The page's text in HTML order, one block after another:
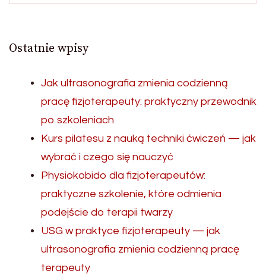
Ostatnie wpisy
Jak ultrasonografia zmienia codzienną
pracę fizjoterapeuty: praktyczny przewodnik
po szkoleniach
Kurs pilatesu z nauką techniki ćwiczeń — jak
wybrać i czego się nauczyć
Physiokobido dla fizjoterapeutów:
praktyczne szkolenie, które odmienia
podejście do terapii twarzy
USG w praktyce fizjoterapeuty — jak
ultrasonografia zmienia codzienną pracę
terapeuty